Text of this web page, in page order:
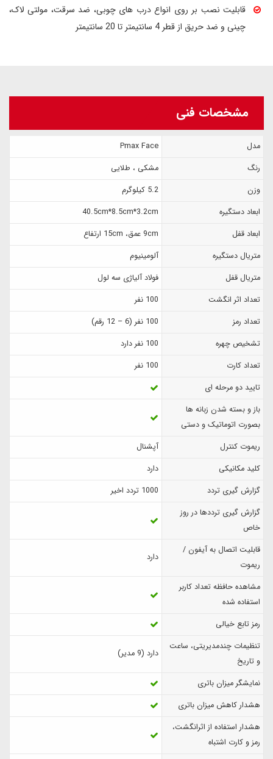
قابلیت نصب بر روی انواع درب های چوبی، ضد سرقت، مولتی لاک،
چینی و ضد حریق از قطر 4 سانتیمتر تا 20 سانتیمتر
مشخصات فنی
مدل
Pmax Face
رنگ
مشکی ، طلایی
وزن
5.2 کیلوگرم
ابعاد دستگیره
40.5cm*8.5cm*3.2cm
ابعاد قفل
9cm عمق، 15cm ارتفاع
متریال دستگیره
آلومینیوم
متریال قفل
فولاد آلیاژی سه لول
تعداد اثر انگشت
100 نفر
تعداد رمز
100 نفر (6 – 12 رقم)
تشخیص چهره
100 نفر دارد
تعداد کارت
100 نفر
تایید دو مرحله ای
باز و بسته شدن زبانه ها
بصورت اتوماتیک و دستی
ریموت کنترل
آپشنال
کلید مکانیکی
دارد
گزارش‌ گیری تردد
1000 تردد اخیر
گزارش گیری ترددها در روز
خاص
قابلیت اتصال به آیفون /
ریموت
دارد
مشاهده حافظه تعداد کاربر
استفاده شده
رمز تابع خیالی
تنظیمات چندمدیریتی، ساعت
و تاریخ
دارد (9 مدیر)
نمایشگر میزان باتری
هشدار کاهش میزان باتری
هشدار استفاده از اثرانگشت،
رمز و کارت اشتباه